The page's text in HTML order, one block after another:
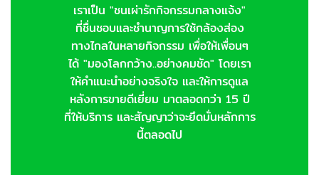
เราเป็น "ชนเผ่ารักกิจกรรมกลางแจ้ง"
ที่ชื่นชอบและชำนาญการใช้กล้องส่อง
ทางไกลในหลายกิจกรรม เพื่อให้เพื่อนๆ
ได้ "มองโลกกว้าง..อย่างคมชัด" โดยเรา
ให้คำแนะนำอย่างจริงใจ และให้การดูแล
หลังการขายดีเยี่ยม มาตลอดกว่า 15 ปี
ที่ให้บริการ และสัญญาว่าจะยึดมั่นหลักการ
นี้ตลอดไป